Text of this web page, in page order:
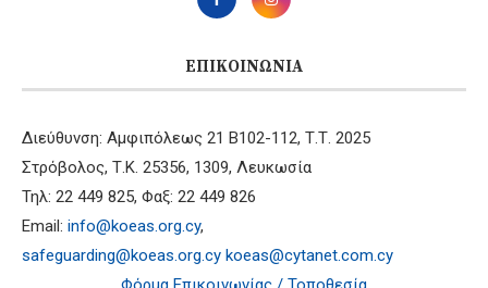
ΕΠΙΚΟΙΝΩΝΊΑ
Διεύθυνση: Αμφιπόλεως 21 B102-112, Τ.Τ. 2025
Στρόβολος, Τ.Κ. 25356, 1309, Λευκωσία
Τηλ: 22 449 825, Φαξ: 22 449 826
Email: info@koeas.org.cy,
safeguarding@koeas.org.cy koeas@cytanet.com.cy